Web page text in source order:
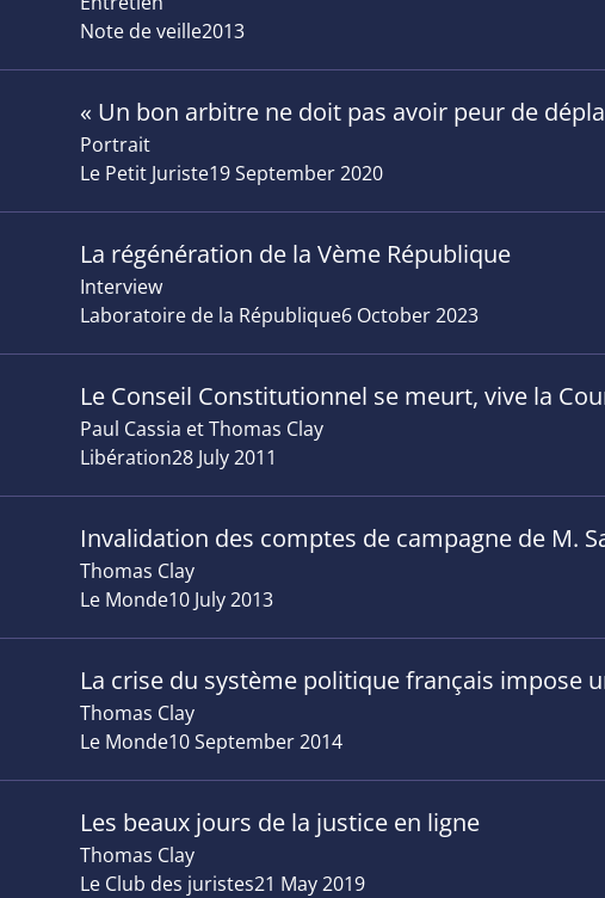
Note de veille2013
« Un bon arbitre ne doit pas avoir peur de
Portrait
Le Petit Juriste19 September 2020
La régénération de la Vème République
Interview
Laboratoire de la République6 October 2023
Le Conseil Constitutionnel se meurt, vive la
Paul Cassia et Thomas Clay
Libération28 July 2011
Invalidation des comptes de campagne de M.
Thomas Clay
Le Monde10 July 2013
La crise du système politique français impose
Thomas Clay
Le Monde10 September 2014
Les beaux jours de la justice en ligne
Thomas Clay
Le Club des juristes21 May 2019